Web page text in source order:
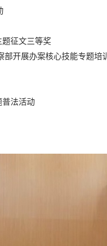
征文三等奖
开展办案核心技能专题培训
法活动